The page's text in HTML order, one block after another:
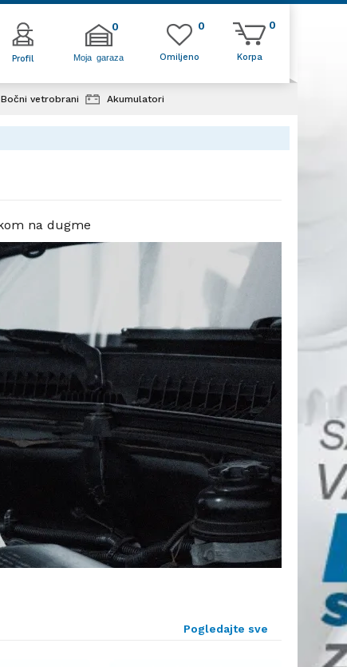
Profil Moja garaza
0
Korpa
0
Omiljeno
0
Bočni vetrobrani Akumulatori
na dugme
Pogledajte sve